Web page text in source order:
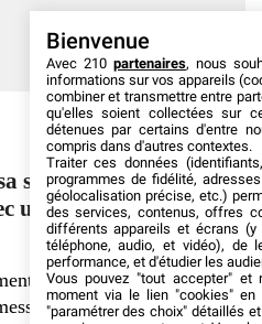
signalétique
une imprimerie en
guide les
et soutient
Bienvenue
Avec 210 partenaires, nous
informations sur vos appareils
combiner et transmettre entre
qu'elles soient collectées sur
détenues par certains d'entre
compris dans d'autres contextes.
Traiter ces données
programmes de fidélité,
géolocalisation précise, etc.)
des services, contenus, offres
différents appareils et écrans (y
téléphone, audio, et vidéo), de
performance, et d'étudier les
Vous pouvez "tout accepter" et
moment via le lien "cookies" en
"paramétrer des choix" détaillés